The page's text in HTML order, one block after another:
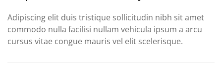
Adipiscing elit duis tristique sollicitudin nibh sit amet
commodo nulla facilisi nullam vehicula ipsum a arcu
cursus vitae congue mauris vel elit scelerisque.